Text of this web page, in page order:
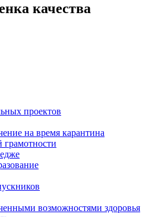
качества
проектов
на время карантина
возможностями здоровья